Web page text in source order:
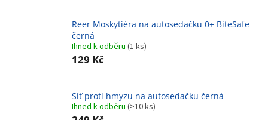
Reer Moskytiéra na autosedačku 0+ BiteSafe
černá
Ihned k odběru (1 ks)
129 Kč
Síť proti hmyzu na autosedačku černá
Ihned k odběru (>10 ks)